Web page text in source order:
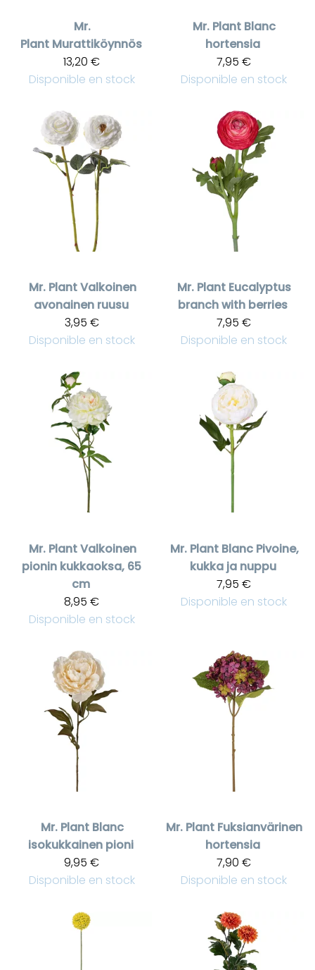
Mr.
Plant Murattiköynnös
13,20 €
Disponible en stock
Mr. Plant Blanc
hortensia
7,95 €
Disponible en stock
Mr. PlantValkoinen
avonainen ruusu
3,95 €
Disponible en stock
Mr. Plant Eucalyptus
branch with berries
7,95 €
Disponible en stock
Mr. PlantValkoinen
pionin kukkaoksa, 65
cm
8,95 €
Disponible en stock
Mr. Plant Blanc Pivoine,
kukka ja nuppu
7,95 €
Disponible en stock
Mr. Plant Blanc
isokukkainen pioni
9,95 €
Disponible en stock
Mr. Plant Fuksianvärinen
hortensia
7,90 €
Disponible en stock